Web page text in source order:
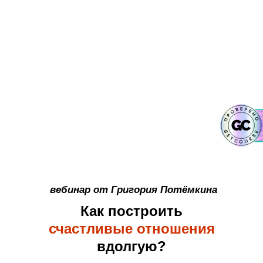
вебинар от Григория Потёмкина
Как построить
счастливые отношения
вдолгую?